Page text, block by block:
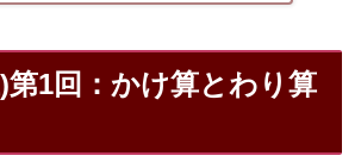
第1回：かけ算とわり算